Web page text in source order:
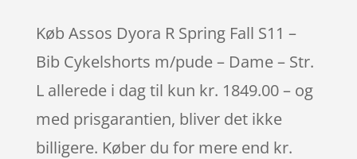
Køb Assos Dyora R Spring Fall S11 –
Bib Cykelshorts m/pude – Dame – Str.
L allerede i dag til kun kr. 1849.00 – og
med prisgarantien, bliver det ikke
billigere. Køber du for mere end kr.